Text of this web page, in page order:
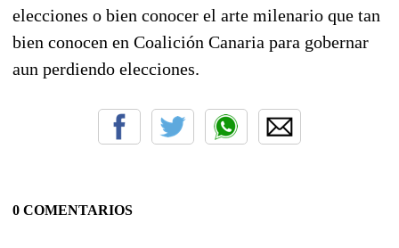
elecciones o bien conocer el arte milenario que tan
bien conocen en Coalición Canaria para gobernar
aun perdiendo elecciones.
0 COMENTARIOS